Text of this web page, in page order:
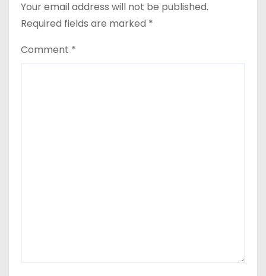
Your email address will not be published.
Required fields are marked *
Comment *